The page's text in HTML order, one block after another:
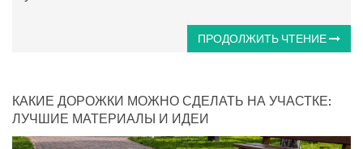
ПРОДОЛЖИТЬ ЧТЕНИЕ
КАКИЕ ДОРОЖКИ МОЖНО СДЕЛАТЬ НА УЧАСТКЕ:
ЛУЧШИЕ МАТЕРИАЛЫ И ИДЕИ